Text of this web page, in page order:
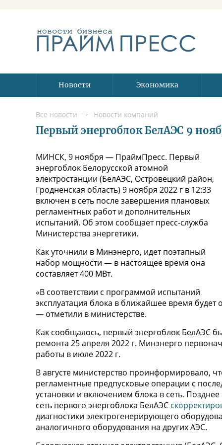
Новости Экономика
Все новости Новости компаний
Первый энергоблок БелАЭС 9
МИНСК, 9 ноября — ПраймПресс. Первый
энергоблок Белорусской атомной
электростанции (БелАЭС, Островецкий район,
Гродненская область) 9 ноября 2022 г в 12:33
включен в сеть после завершения плановых
регламентных работ и дополнительных
испытаний. Об этом сообщает пресс-служба
Министерства энергетики.
Как уточнили в Минэнерго, идет поэтапный
набор мощности — в настоящее время она
составляет 400 МВт.
«В соответствии с программой испытаний
эксплуатация блока в ближайшее время
— отметили в министерстве.
Как сообщалось, первый энергоблок БелАЭС
ремонта 25 апреля 2022 г. Минэнерго
работы в июле 2022 г.
В августе министерство проинформировало,
регламентные предпусковые операции с
установки и включением блока в сеть.
сеть первого энергоблока БелАЭС
диагностики электрогенерирующего
аналогичного оборудования на других АЭС.